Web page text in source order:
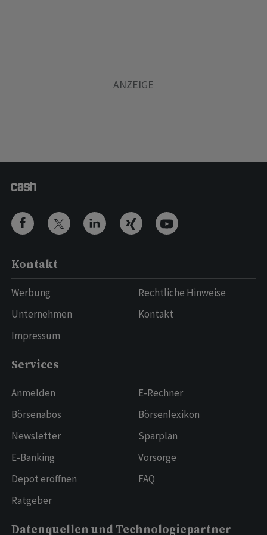
Kontakt
Werbung
Unternehmen
Impressum
Rechtliche Hinweise
Kontakt
Services
Anmelden
Börsenabos
Newsletter
E-Banking
Depot eröffnen
Ratgeber
E-Rechner
Börsenlexikon
Sparplan
Vorsorge
FAQ
Datenquellen und Technologiepartner